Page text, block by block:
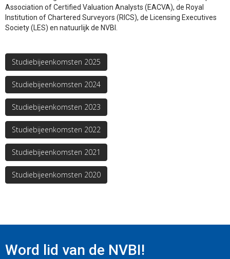
Association of Certified Valuation Analysts (EACVA), de Royal
Institution of Chartered Surveyors (RICS), de Licensing Executives
Society (LES) en natuurlijk de NVBI.
Studiebijeenkomsten 2025
Studiebijeenkomsten 2024
Studiebijeenkomsten 2023
Studiebijeenkomsten 2022
Studiebijeenkomsten 2021
Studiebijeenkomsten 2020
Word lid van de NVBI!